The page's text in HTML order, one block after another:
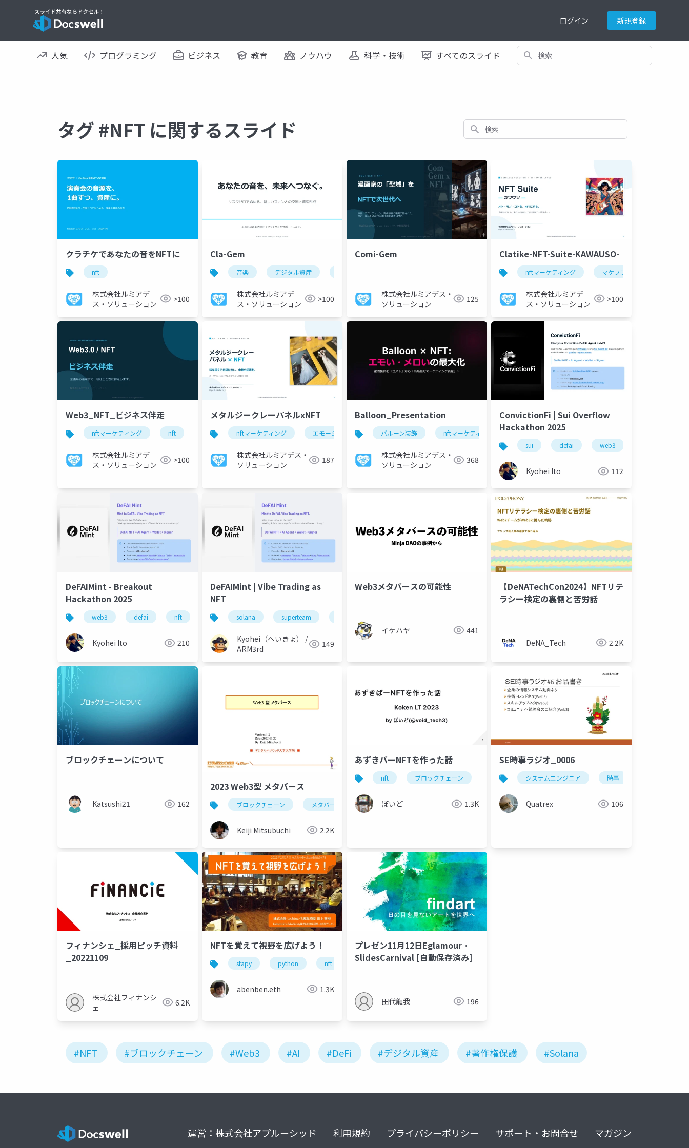
ログイン 新規登録
人気 プログラミング ビジネス 教育 ノウハウ 科学・技術 すべてのスライド 検索
タグ #NFT に関するスライド 検索
クラチケであなたの音をNFTに
nft
株式会社ルミアデ
ス・ソリューション
>100
Cla-Gem
音楽 デジタル資産 ファンエンゲージメント
株式会社ルミアデ
ス・ソリューション
>100
Comi-Gem
株式会社ルミアデス・
ソリューション
125
Clatike-NFT-Suite-KAWAUSO-
nftマーケティング マケプレ
株式会社ルミアデ
ス・ソリューション
>100
Web3_NFT_ビジネス伴走
nftマーケティング nft web3 新規事業開発 ビジネス支援 マーケティング poc
株式会社ルミアデ
ス・ソリューション
>100
メタルジークレーパネルxNFT
nftマーケティング エモーショナル体験 メタルジークレーパネル
株式会社ルミアデス・
ソリューション
187
Balloon_Presentation
バルーン装飾 nftマーケティング エモーショナル体験
株式会社ルミアデス・
ソリューション
368
ConvictionFi | Sui Overflow
Hackathon 2025
sui defai web3
Kyohei Ito 112
DeFAIMint - Breakout
Hackathon 2025
web3 defai nft defi solana superteam
Kyohei Ito 210
DeFAIMint | Vibe Trading as
NFT
solana superteam
Kyohei（へいきょ） /
ARM3rd
149
Web3メタバースの可能性
イケハヤ 441
【DeNATechCon2024】NFTリテ
ラシー検定の裏側と苦労話
DeNA_Tech 2.2K
ブロックチェーンについて
Katsushi21 162
2023 Web3型 メタバース
ブロックチェーン メタバース web3
Keiji Mitsubuchi 2.2K
あずきバーNFTを作った話
nft ブロックチェーン symbol smart contract xym
ぼいど 1.3K
SE時事ラジオ_0006
システムエンジニア 時事
Quatrex 106
フィナンシェ_採用ピッチ資料
_20221109
株式会社フィナンシ
ェ
6.2K
NFTを覚えて視野を広げよう！
stapy python nft
abenben.eth 1.3K
プレゼン11月12日Eglamour ·
SlidesCarnival [自動保存済み]
田代龍我 196
#NFT #ブロックチェーン #Web3 #AI #DeFi #デジタル資産 #著作権保護 #Solana
運営：株式会社アプルーシッド 利用規約 プライバシーポリシー サポート・お問合せ マガジン